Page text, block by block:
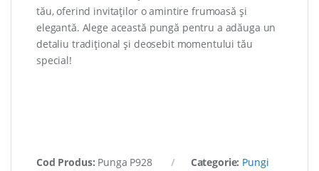
tău, oferind invitaților o amintire frumoasă și
elegantă. Alege această pungă pentru a adăuga un
detaliu tradițional și deosebit momentului tău
special!
Cod Produs: Punga P928 Categorie: Pungi